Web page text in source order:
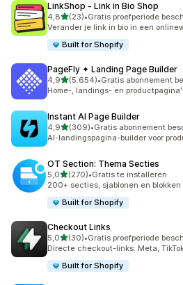
LinkShop ‑ Link in Bio Shop
4,8van 5 sterren
(23)
23 recensies in totaal
•Gratis proefperiode
Verander je link in bio in een
Built for Shopify
PageFly ✦ Landing Page Builder
4,9van 5 sterren
(5.654)
5654 recensies in totaal
•Gratis abonnement
Home-, landings- en
Instant AI Page Builder
4,9van 5 sterren
(309)
309 recensies in totaal
•Gratis abonnement
AI-landingspagina-builder voor
OT Section: Thema Secties
5,0van 5 sterren
(270)
270 recensies in totaal
•Gratis te installeren
200+ secties, sjablonen en
Built for Shopify
Checkout Links
5,0van 5 sterren
(30)
30 recensies in totaal
•Gratis proefperiode
Directe checkout-links: Meta,
Built for Shopify